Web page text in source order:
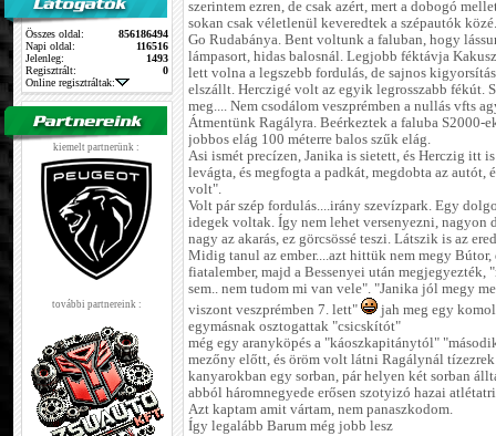
Összes oldal:
856186494
Napi oldal:
116516
Jelenleg:
1493
Regisztrált:
0
Online regisztráltak:
kiemelt partnerünk :
további partnereink :
szerintem ezren, de csak azért, mert a dobogó
sokan csak véletlenül keveredtek a szépautók közé.
Go Rudabánya. Bent voltunk a faluban, hogy
lámpasort, hidas balosnál. Legjobb féktávja
lett volna a legszebb fordulás, de sajnos
elszállt. Herczigé volt az egyik legrosszabb fékút.
meg.... Nem csodálom veszprémben a nullás vfts
Átmentünk Ragályra. Beérkeztek a faluba S2000-
jobbos elág 100 méterre balos szűk elág.
Asi ismét precízen, Janika is sietett, és Herczig itt
levágta, és megfogta a padkát, megdobta az autót,
volt".
Volt pár szép fordulás....irány szevízpark. Egy
idegek voltak. Így nem lehet versenyezni, nagyon
nagy az akarás, ez görcsössé teszi. Látszik is az
Midig tanul az ember....azt hittük nem megy
fiatalember, majd a Bessenyei után megjegyezték,
sem.. nem tudom mi van vele". "Janika jól megy
viszont veszprémben 7. lett"
jah meg egy
egymásnak osztogattak "csicskítót"
még egy aranyköpés a "káoszkapitánytól"
mezőny előtt, és öröm volt látni Ragálynál
kanyarokban egy sorban, pár helyen két sorban
abból háromnegyede erősen szotyizó hazai
Azt kaptam amit vártam, nem panaszkodom.
Így legalább Barum még jobb lesz